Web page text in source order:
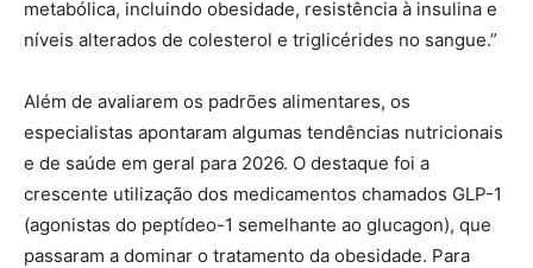
metabólica, incluindo obesidade, resistência à insulina e
níveis alterados de colesterol e triglicérides no sangue.”
Além de avaliarem os padrões alimentares, os
especialistas apontaram algumas tendências nutricionais
e de saúde em geral para 2026. O destaque foi a
crescente utilização dos medicamentos chamados GLP-1
(agonistas do peptídeo-1 semelhante ao glucagon), que
passaram a dominar o tratamento da obesidade. Para